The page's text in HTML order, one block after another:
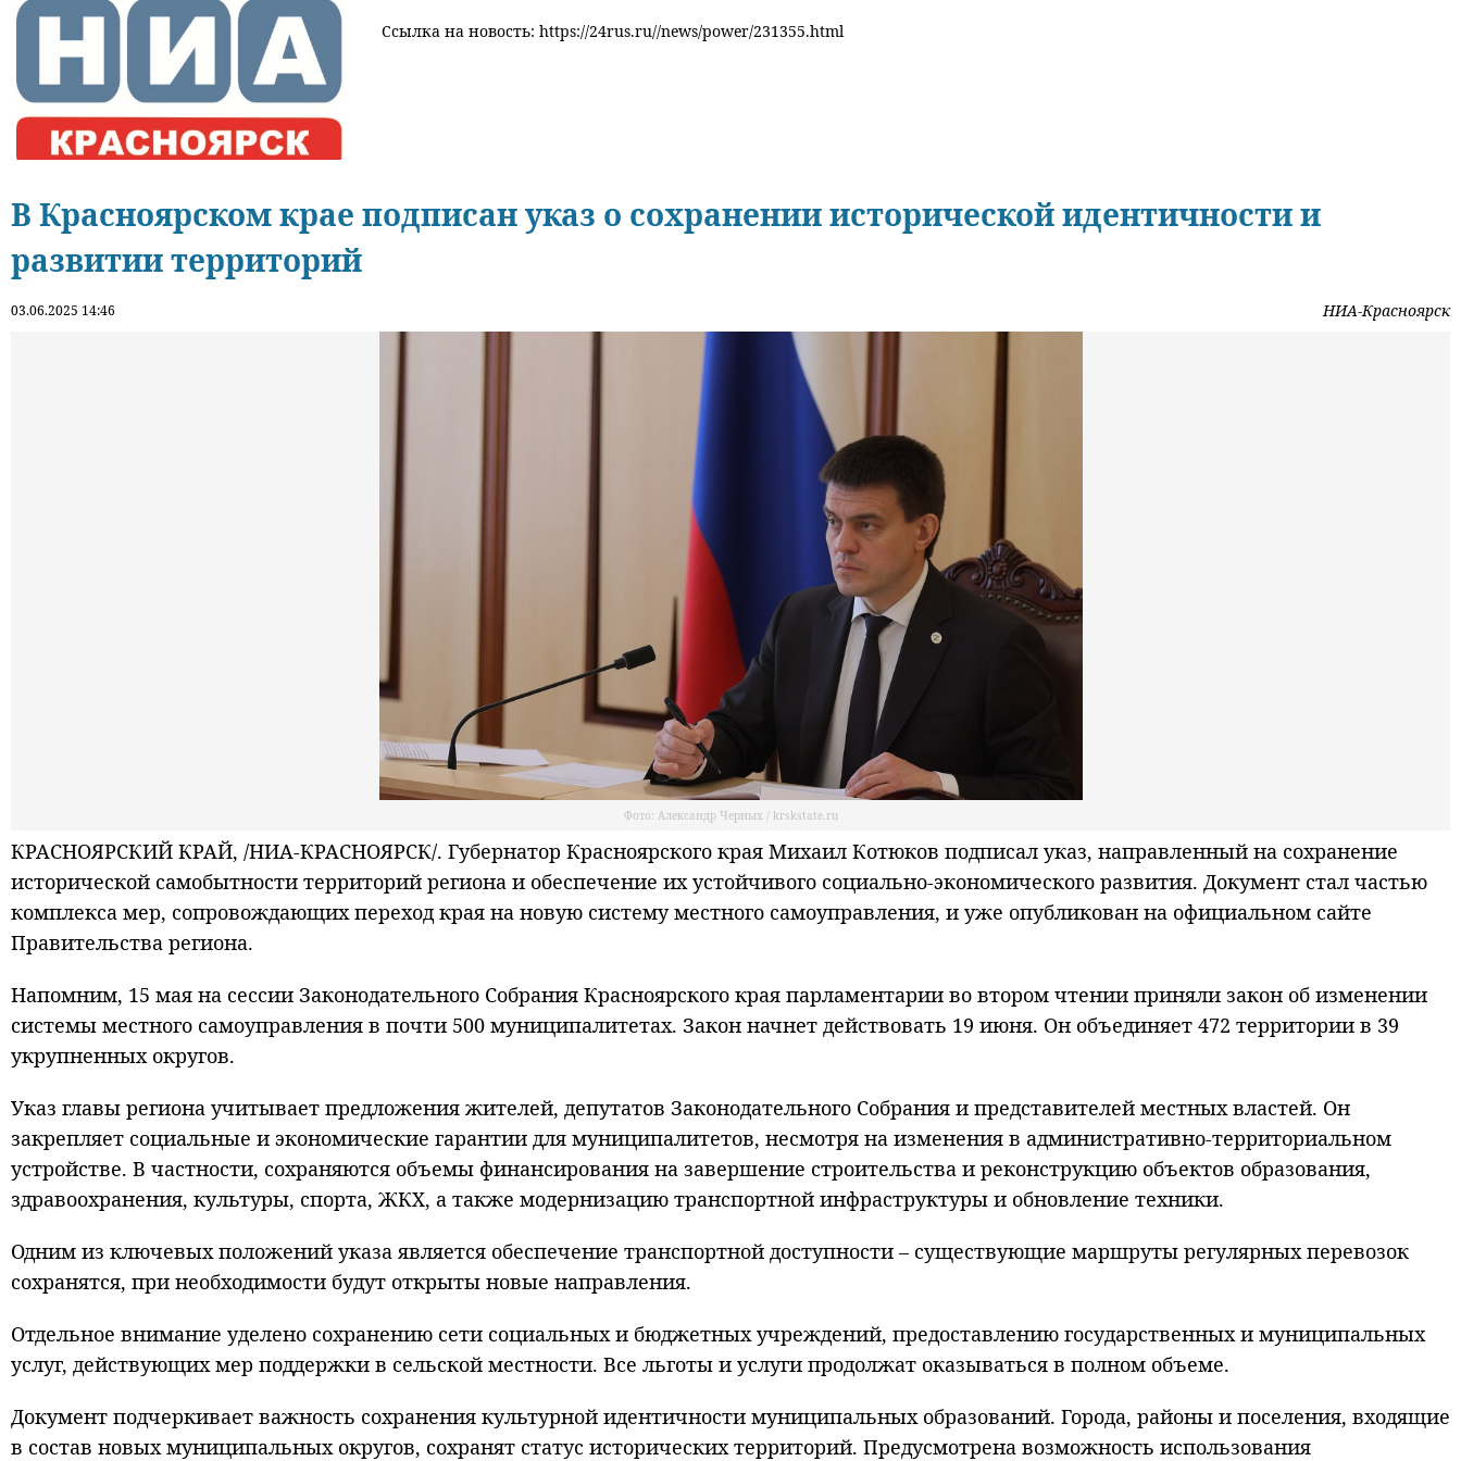
Ссылка на новость: https://24rus.ru//news/power/231355.html
В Красноярском крае подписан указ о сохранении исторической идентичности и
развитии территорий
03.06.2025 14:46 НИА-Красноярск
Фото: Александр Черных / krskstate.ru
КРАСНОЯРСКИЙ КРАЙ, /НИА-КРАСНОЯРСК/. Губернатор Красноярского края Михаил Котюков подписал указ, направленный на сохранение
исторической самобытности территорий региона и обеспечение их устойчивого социально-экономического развития. Документ стал частью
комплекса мер, сопровождающих переход края на новую систему местного самоуправления, и уже опубликован на официальном сайте
Правительства региона.
Напомним, 15 мая на сессии Законодательного Собрания Красноярского края парламентарии во втором чтении приняли закон об изменении
системы местного самоуправления в почти 500 муниципалитетах. Закон начнет действовать 19 июня. Он объединяет 472 территории в 39
укрупненных округов.
Указ главы региона учитывает предложения жителей, депутатов Законодательного Собрания и представителей местных властей. Он
закрепляет социальные и экономические гарантии для муниципалитетов, несмотря на изменения в административно-территориальном
устройстве. В частности, сохраняются объемы финансирования на завершение строительства и реконструкцию объектов образования,
здравоохранения, культуры, спорта, ЖКХ, а также модернизацию транспортной инфраструктуры и обновление техники.
Одним из ключевых положений указа является обеспечение транспортной доступности – существующие маршруты регулярных перевозок
сохранятся, при необходимости будут открыты новые направления.
Отдельное внимание уделено сохранению сети социальных и бюджетных учреждений, предоставлению государственных и муниципальных
услуг, действующих мер поддержки в сельской местности. Все льготы и услуги продолжат оказываться в полном объеме.
Документ подчеркивает важность сохранения культурной идентичности муниципальных образований. Города, районы и поселения, входящие
в состав новых муниципальных округов, сохранят статус исторических территорий. Предусмотрена возможность использования